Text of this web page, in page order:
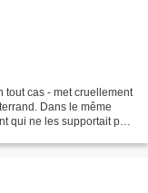
tout cas - met cruellement
Dans le même
qui ne les supportait pas